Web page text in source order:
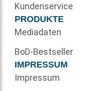
Kundenservice
PRODUKTE
Mediadaten
BoD-Bestseller
IMPRESSUM
Impressum